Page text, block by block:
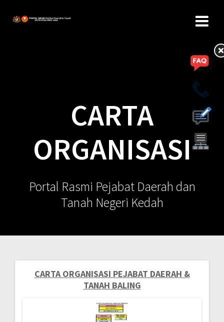
CARTA
ORGANISASI
Portal Rasmi Pejabat Daerah dan
Tanah Negeri Kedah
CARTA ORGANISASI PEJABAT DAERAH &
TANAH BALING
Post
navigation